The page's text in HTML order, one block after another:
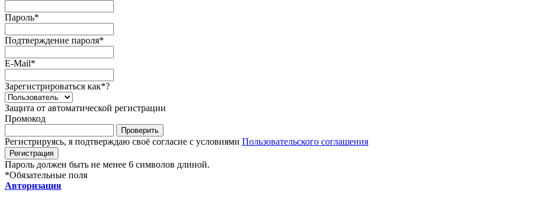
Пароль*
Подтверждение пароля*
E-Mail*
Зарегистрироваться как*?
Защита от автоматической регистрации
Промокод
Регистрируясь, я подтверждаю своё согласие с условиями Пользовательского соглашения
Пароль должен быть не менее 6 символов длиной.
*Обязательные поля
Авторизация